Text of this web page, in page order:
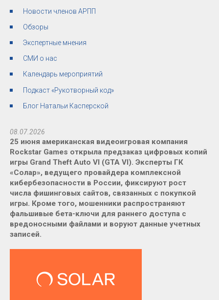
Новости членов АРПП
Обзоры
Экспертные мнения
СМИ о нас
Календарь мероприятий
Подкаст «Рукотворный код»
Блог Натальи Касперской
08.07.2026
25 июня американская видеоигровая компания
Rockstar Games открыла предзаказ цифровых копий
игры Grand Theft Auto VI (GTA VI). Эксперты ГК
«Солар», ведущего провайдера комплексной
кибербезопасности в России, фиксируют рост
числа фишинговых сайтов, связанных с покупкой
игры. Кроме того, мошенники распространяют
фальшивые бета-ключи для раннего доступа с
вредоносными файлами и воруют данные учетных
записей.